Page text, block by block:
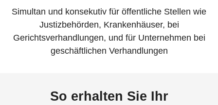
Simultan und konsekutiv für öffentliche Stellen wie
Justizbehörden, Krankenhäuser, bei
Gerichtsverhandlungen, und für Unternehmen bei
geschäftlichen Verhandlungen
So erhalten Sie Ihr